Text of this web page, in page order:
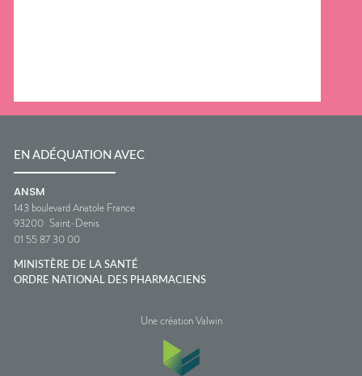
EN ADÉQUATION AVEC
ANSM
143 boulevard Anatole France
93200 Saint-Denis
01 55 87 30 00
MINISTÈRE DE LA SANTÉ
ORDRE NATIONAL DES PHARMACIENS
Une création Valwin